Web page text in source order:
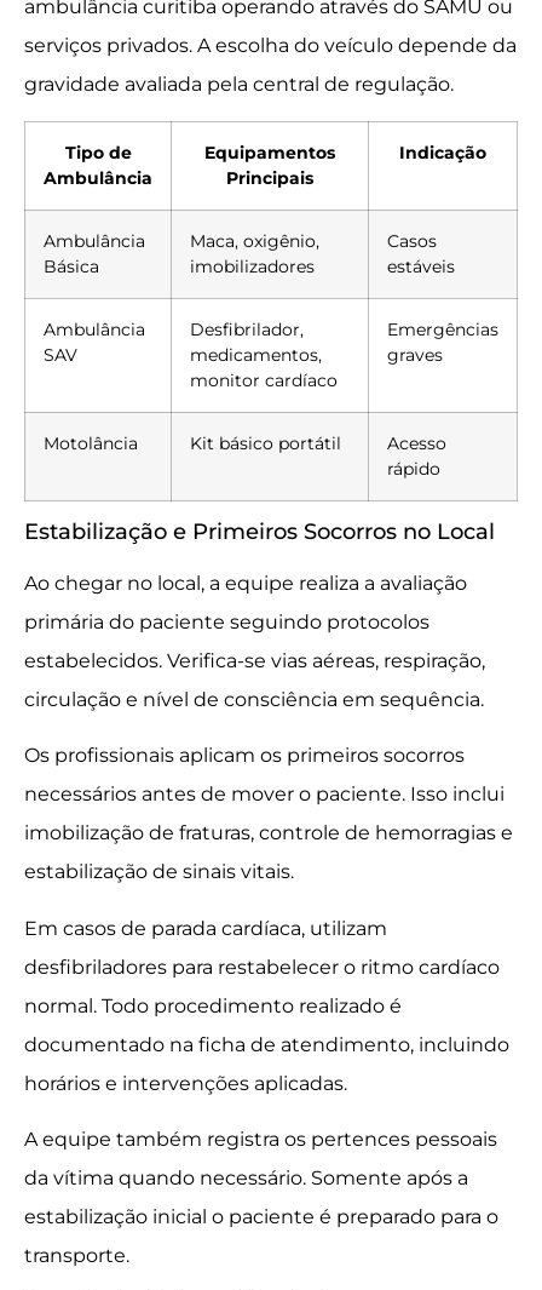
ambulância curitiba operando através do SAMU ou
serviços privados. A escolha do veículo depende da
gravidade avaliada pela central de regulação.
Tipo de
Ambulância
Equipamentos
Principais
Indicação
Ambulância
Básica
Maca, oxigênio,
imobilizadores
Casos
estáveis
Ambulância
SAV
Desfibrilador,
medicamentos,
monitor cardíaco
Emergências
graves
Motolância Kit básico portátil
Acesso
rápido
Estabilização e Primeiros Socorros no Local
Ao chegar no local, a equipe realiza a avaliação
primária do paciente seguindo protocolos
estabelecidos. Verifica-se vias aéreas, respiração,
circulação e nível de consciência em sequência.
Os profissionais aplicam os primeiros socorros
necessários antes de mover o paciente. Isso inclui
imobilização de fraturas, controle de hemorragias e
estabilização de sinais vitais.
Em casos de parada cardíaca, utilizam
desfibriladores para restabelecer o ritmo cardíaco
normal. Todo procedimento realizado é
documentado na ficha de atendimento, incluindo
horários e intervenções aplicadas.
A equipe também registra os pertences pessoais
da vítima quando necessário. Somente após a
estabilização inicial o paciente é preparado para o
transporte.